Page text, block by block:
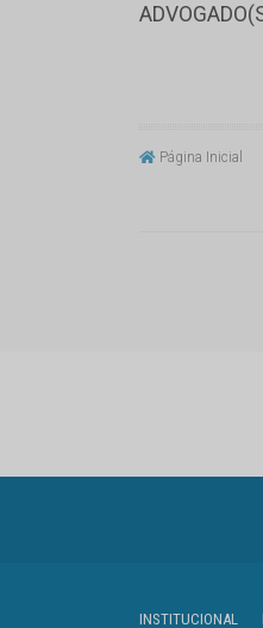
Página Inicial
INSTITUCIONAL